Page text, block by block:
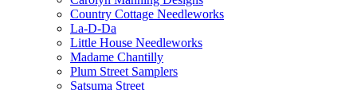
Country Cottage Needleworks
La-D-Da
Little House Needleworks
Madame Chantilly
Plum Street Samplers
Satsuma Street